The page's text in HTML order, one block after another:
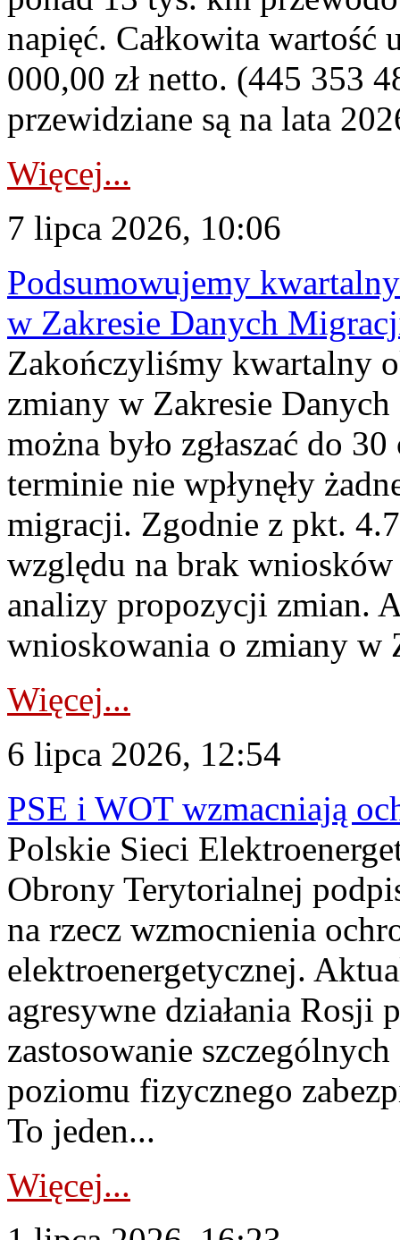
napięć. Całkowita
000,00 zł netto. (445 353
przewidziane są na lata
Więcej...
7 lipca 2026, 10:06
Podsumowujemy
w Zakresie Danych
Zakończyliśmy kwartalny
zmiany w Zakresie
można było zgłaszać do
terminie nie wpłynęły
migracji. Zgodnie z pkt.
względu na brak
analizy propozycji zmian.
wnioskowania o zmiany w
Więcej...
6 lipca 2026, 12:54
PSE i WOT wzmacniają
Polskie Sieci
Obrony Terytorialnej
na rzecz wzmocnienia
elektroenergetycznej.
agresywne działania Rosji
zastosowanie
poziomu fizycznego
To jeden...
Więcej...